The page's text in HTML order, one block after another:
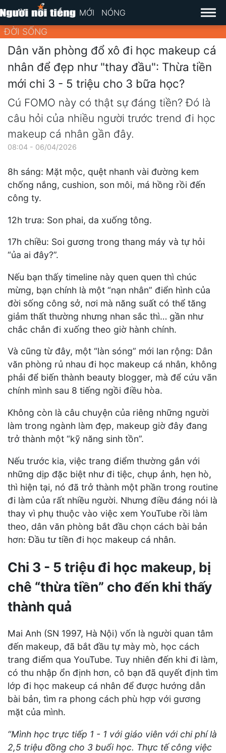
MỚI NÓNG
ĐỜI SỐNG
Dân văn phòng đổ xô đi học makeup cá
nhân để đẹp như "thay đầu": Thừa tiền
mới chi 3 - 5 triệu cho 3 bữa học?
Cú FOMO này có thật sự đáng tiền? Đó là
câu hỏi của nhiều người trước trend đi học
makeup cá nhân gần đây.
08:04 - 06/04/2026
8h sáng: Mặt mộc, quệt nhanh vài đường kem
chống nắng, cushion, son môi, má hồng rồi đến
công ty.
12h trưa: Son phai, da xuống tông.
17h chiều: Soi gương trong thang máy và tự hỏi
“ủa ai đây?”.
Nếu bạn thấy timeline này quen quen thì chúc
mừng, bạn chính là một “nạn nhân” điển hình của
đời sống công sở, nơi mà năng suất có thể tăng
giảm thất thường nhưng nhan sắc thì… gần như
chắc chắn đi xuống theo giờ hành chính.
Và cũng từ đây, một “làn sóng” mới lan rộng: Dân
văn phòng rủ nhau đi học makeup cá nhân, không
phải để biến thành beauty blogger, mà để cứu vãn
chính mình sau 8 tiếng ngồi điều hòa.
Không còn là câu chuyện của riêng những người
làm trong ngành làm đẹp, makeup giờ đây đang
trở thành một “kỹ năng sinh tồn”.
Nếu trước kia, việc trang điểm thường gắn với
những dịp đặc biệt như đi tiệc, chụp ảnh, hẹn hò,
thì hiện tại, nó đã trở thành một phần trong routine
đi làm của rất nhiều người. Nhưng điều đáng nói là
thay vì phụ thuộc vào việc xem YouTube rồi làm
theo, dân văn phòng bắt đầu chọn cách bài bản
hơn: Đầu tư tiền đi học makeup cá nhân.
Chi 3 - 5 triệu đi học makeup, bị
chê “thừa tiền” cho đến khi thấy
thành quả
Mai Anh (SN 1997, Hà Nội) vốn là người quan tâm
đến makeup, đã bắt đầu tự mày mò, học cách
trang điểm qua YouTube. Tuy nhiên đến khi đi làm,
có thu nhập ổn định hơn, cô bạn đã quyết định tìm
lớp đi học makeup cá nhân để được hướng dẫn
bài bản, tìm ra phong cách phù hợp với gương
mặt của mình.
“Mình học trực tiếp 1 - 1 với giáo viên với chi phí là
2,5 triệu đồng cho 3 buổi học. Thực tế công việc